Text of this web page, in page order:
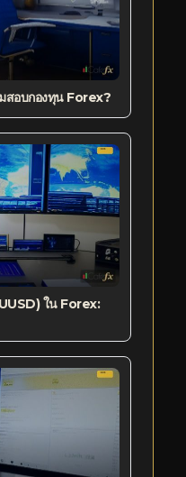
สอบกองทุน Forex?
ใน Forex: